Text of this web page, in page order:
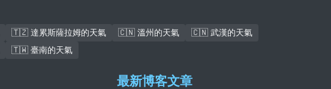
🇹🇿 達累斯薩拉姆的天氣 🇨🇳 溫州的天氣
🇨🇳 武漢的天氣
🇹🇼 臺南的天氣
最新博客文章